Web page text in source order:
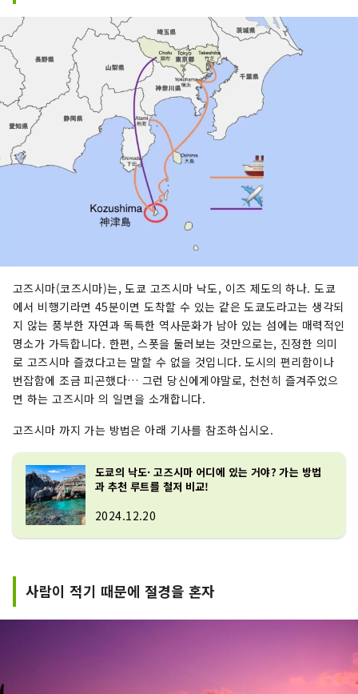
고즈시마(코즈시마)는, 도쿄 고즈시마 낙도, 이즈 제도의 하나. 도쿄
에서 비행기라면 45분이면 도착할 수 있는 같은 도쿄도라고는 생각되
지 않는 풍부한 자연과 독특한 역사문화가 남아 있는 섬에는 매력적인
명소가 가득합니다. 한편, 스폿을 둘러보는 것만으로는, 진정한 의미
로 고즈시마 즐겼다고는 말할 수 없을 것입니다. 도시의 편리함이나
번잡함에 조금 피곤했다… 그런 당신에게야말로, 천천히 즐겨주었으
면 하는 고즈시마 의 일면을 소개합니다.
고즈시마 까지 가는 방법은 아래 기사를 참조하십시오.
도쿄의 낙도· 고즈시마 어디에 있는 거야? 가는 방법
과 추천 루트를 철저 비교!
2024.12.20
사람이 적기 때문에 절경을 혼자